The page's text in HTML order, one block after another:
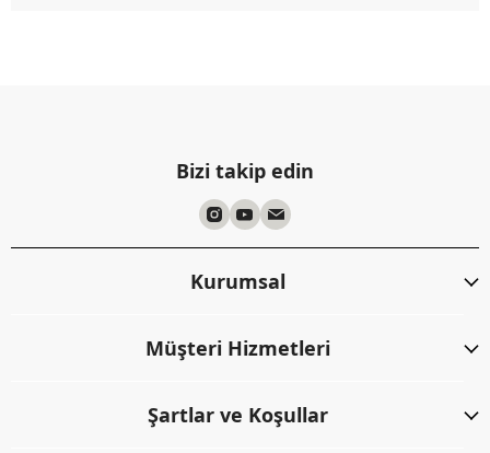
Bizi takip edin
Kurumsal
Müşteri Hizmetleri
Şartlar ve Koşullar